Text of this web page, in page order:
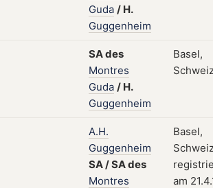
Guda / H.
Guggenheim
SAdes
Montres
Guda / H.
Guggenheim
Basel,
A.H.
Guggenheim
SA/SAdes
Montres
Basel,
am